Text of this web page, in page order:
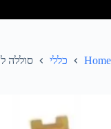
Home כללי סוללה ל Sony xperia z2